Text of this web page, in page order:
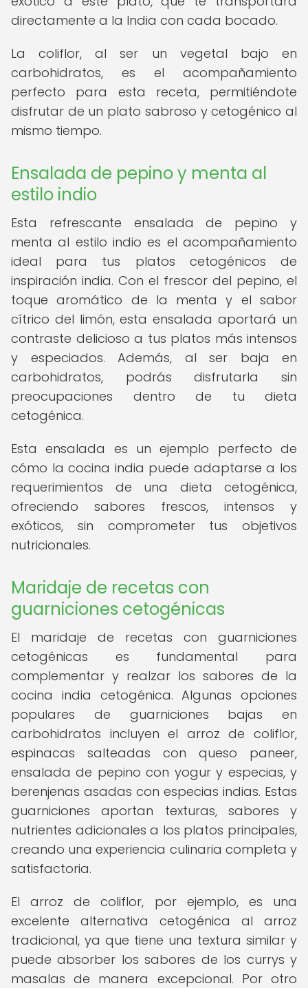
directamente a la India con cada bocado.
La coliflor, al ser un vegetal bajo en
carbohidratos, es el acompañamiento
perfecto para esta receta, permitiéndote
disfrutar de un plato sabroso y cetogénico al
mismo tiempo.
Ensalada de pepino y menta al
estilo indio
Esta refrescante ensalada de pepino y
menta al estilo indio es el acompañamiento
ideal para tus platos cetogénicos de
inspiración india. Con el frescor del pepino, el
toque aromático de la menta y el sabor
cítrico del limón, esta ensalada aportará un
contraste delicioso a tus platos más intensos
y especiados. Además, al ser baja en
carbohidratos, podrás disfrutarla sin
preocupaciones dentro de tu dieta
cetogénica.
Esta ensalada es un ejemplo perfecto de
cómo la cocina india puede adaptarse a los
requerimientos de una dieta cetogénica,
ofreciendo sabores frescos, intensos y
exóticos, sin comprometer tus objetivos
nutricionales.
Maridaje de recetas con
guarniciones cetogénicas
El maridaje de recetas con guarniciones
cetogénicas es fundamental para
complementar y realzar los sabores de la
cocina india cetogénica. Algunas opciones
populares de guarniciones bajas en
carbohidratos incluyen el arroz de coliflor,
espinacas salteadas con queso paneer,
ensalada de pepino con yogur y especias, y
berenjenas asadas con especias indias. Estas
guarniciones aportan texturas, sabores y
nutrientes adicionales a los platos principales,
creando una experiencia culinaria completa y
satisfactoria.
El arroz de coliflor, por ejemplo, es una
excelente alternativa cetogénica al arroz
tradicional, ya que tiene una textura similar y
puede absorber los sabores de los currys y
masalas de manera excepcional. Por otro